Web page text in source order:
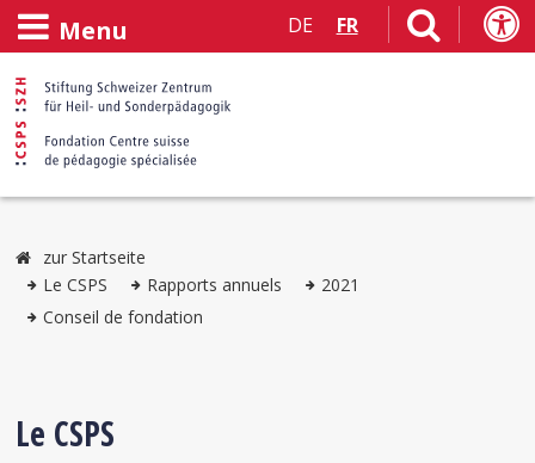
Menu DE FR
zur Startseite
Le CSPS
Rapports annuels
2021
Conseil de fondation
Le CSPS